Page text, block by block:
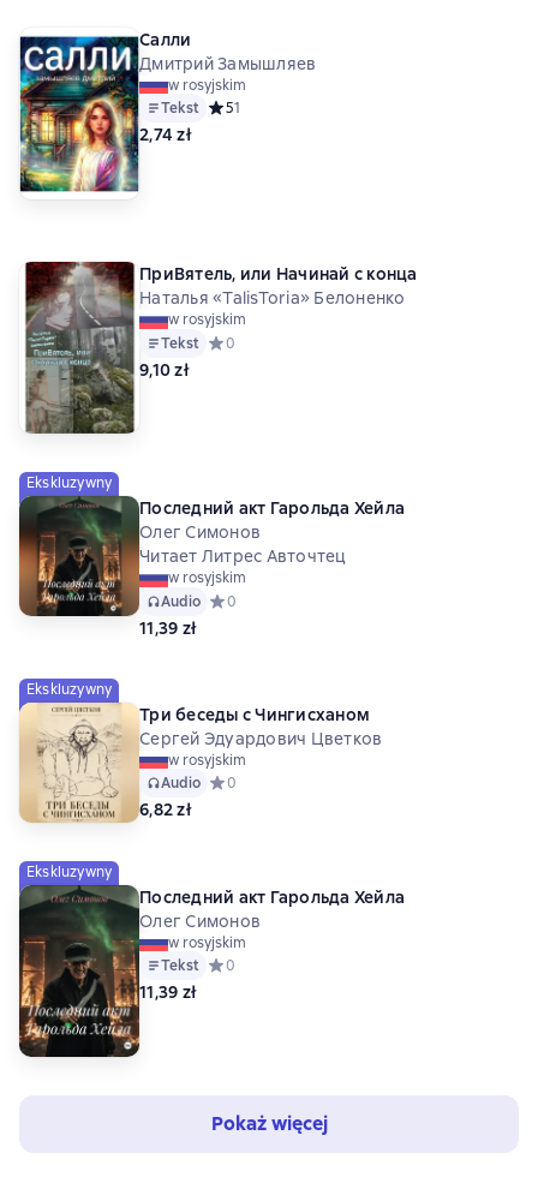
Салли
Дмитрий Замышляев
w rosyjskim
Tekst Средний рейтинг 5 на основе 1 оценок
51
2,74 zł
ПриВятель, или Начинай с конца
Наталья «TalisToria» Белоненко
w rosyjskim
Tekst Средний рейтинг 0 на основе 0 оценок
0
9,10 zł
Ekskluzywny
Последний акт Гарольда Хейла
Олег Симонов
Читает Литрес Авточтец
w rosyjskim
Audio Средний рейтинг 0 на основе 0 оценок
0
11,39 zł
Ekskluzywny
Три беседы с Чингисханом
Сергей Эдуардович Цветков
w rosyjskim
Audio Средний рейтинг 0 на основе 0 оценок
0
6,82 zł
Ekskluzywny
Последний акт Гарольда Хейла
Олег Симонов
w rosyjskim
Tekst Средний рейтинг 0 на основе 0 оценок
0
11,39 zł
Pokaż więcej